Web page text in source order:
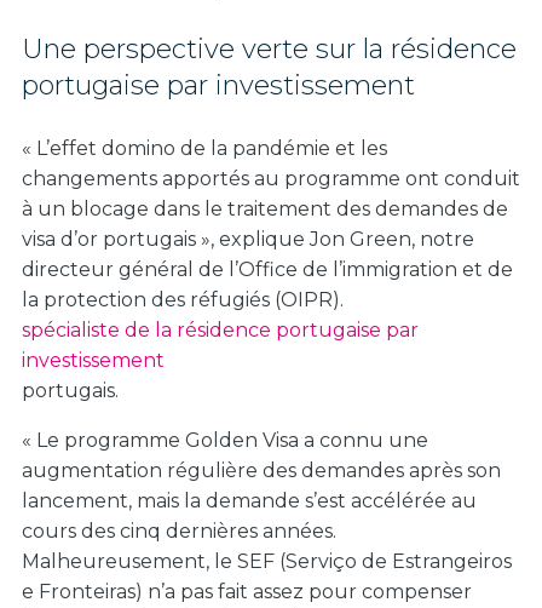
Une perspective verte sur la résidence
portugaise par investissement
« L’effet domino de la pandémie et les
changements apportés au programme ont conduit
à un blocage dans le traitement des demandes de
visa d’or portugais », explique Jon Green, notre
directeur général de l’Office de l’immigration et de
la protection des réfugiés (OIPR).
spécialiste de la résidence portugaise par
investissement
portugais.
« Le programme Golden Visa a connu une
augmentation régulière des demandes après son
lancement, mais la demande s’est accélérée au
cours des cinq dernières années.
Malheureusement, le SEF (Serviço de Estrangeiros
e Fronteiras) n’a pas fait assez pour compenser